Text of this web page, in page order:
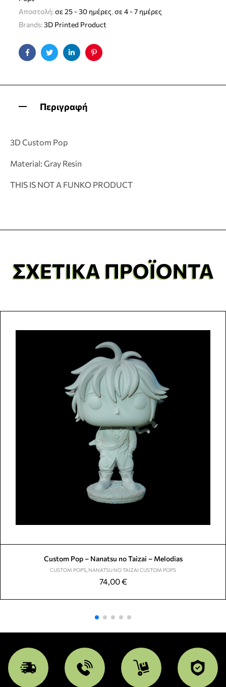
Αποστολή:σε 25 - 30 ημέρες,σε 4 - 7 ημέρες
Brands:3D Printed Product
FacebookTwitterLinkedinPinterest
Περιγραφή
3D Custom Pop
Material: Gray Resin
THIS IS NOT A FUNKO PRODUCT
ΣΧΕΤΙΚΆ ΠΡΟΪΌΝΤΑ
Custom Pop – Nanatsu no Taizai – Melodias
CUSTOM POPS NANATSU NO TAIZAI CUSTOM POPS
74,00€